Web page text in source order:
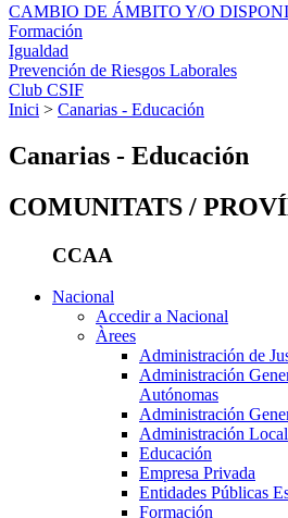
CAMBIO DE ÁMBITO Y/O
Formación
Igualdad
Prevención de Riesgos Laborales
Club CSIF
Inici > Canarias - Educación
Canarias - Educación
COMUNITATS /
CCAA
Nacional
Accedir a Nacional
Àrees
Administración de
Administración
Autónomas
Administración
Administración Local
Educación
Empresa Privada
Entidades Públicas
Formación